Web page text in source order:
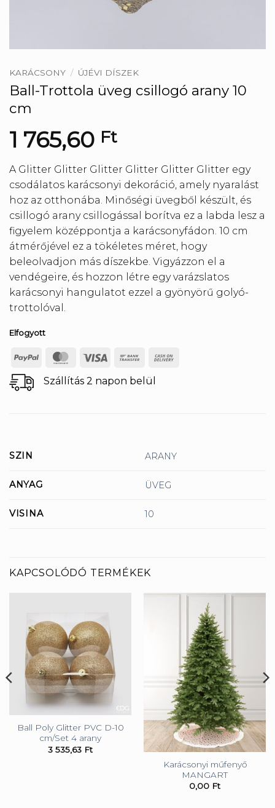
KARÁCSONY / ÚJÉVI DÍSZEK
Ball-Trottola üveg csillogó arany 10
cm
1 765,60 Ft
A Glitter Glitter Glitter Glitter Glitter Glitter egy
csodálatos karácsonyi dekoráció, amely nyaralást
hoz az otthonába. Minőségi üvegből készült, és
csillogó arany csillogással borítva ez a labda lesz a
figyelem középpontja a karácsonyfádon. 10 cm
átmérőjével ez a tökéletes méret, hogy
beleolvadjon más díszekbe. Vigyázzon el a
vendégeire, és hozzon létre egy varázslatos
karácsonyi hangulatot ezzel a gyönyörű golyó-
trottolóval.
Elfogyott
PayPal MasterCard
Visa
Bank
Szállítás 2 napon belül
SZIN ARANY
ANYAG ÜVEG
VISINA 10
KAPCSOLÓDÓ TERMÉKEK
Ball Poly Glitter PVC D-10
cm/Set 4 arany
3 535,63 Ft
Karácsonyi műfenyő
MANGART
0,00 Ft